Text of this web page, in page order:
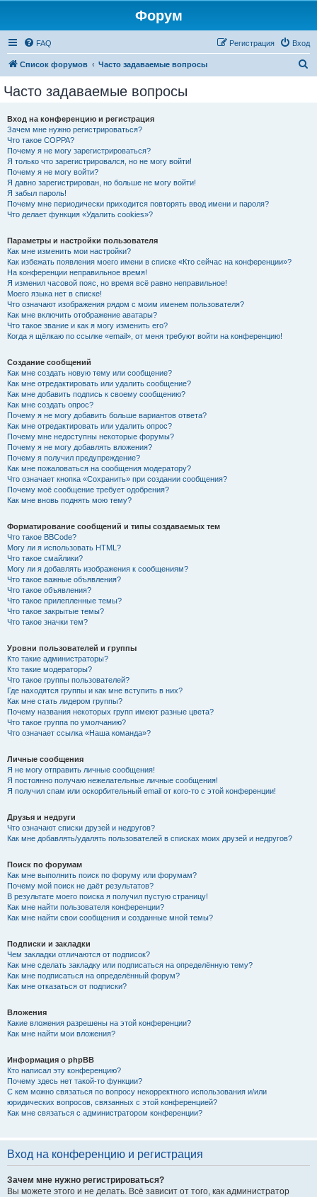
Форум
FAQ Вход
Регистрация
Список форумов Часто задаваемые вопросы
Часто задаваемые вопросы
Вход на конференцию и регистрация
Зачем мне нужно регистрироваться?
Что такое COPPA?
Почему я не могу зарегистрироваться?
Я только что зарегистрировался, но не могу войти!
Почему я не могу войти?
Я давно зарегистрирован, но больше не могу войти!
Я забыл пароль!
Почему мне периодически приходится повторять ввод имени и пароля?
Что делает функция «Удалить cookies»?
Параметры и настройки пользователя
Как мне изменить мои настройки?
Как избежать появления моего имени в списке «Кто сейчас на конференции»?
На конференции неправильное время!
Я изменил часовой пояс, но время всё равно неправильное!
Моего языка нет в списке!
Что означают изображения рядом с моим именем пользователя?
Как мне включить отображение аватары?
Что такое звание и как я могу изменить его?
Когда я щёлкаю по ссылке «email», от меня требуют войти на конференцию!
Создание сообщений
Как мне создать новую тему или сообщение?
Как мне отредактировать или удалить сообщение?
Как мне добавить подпись к своему сообщению?
Как мне создать опрос?
Почему я не могу добавить больше вариантов ответа?
Как мне отредактировать или удалить опрос?
Почему мне недоступны некоторые форумы?
Почему я не могу добавлять вложения?
Почему я получил предупреждение?
Как мне пожаловаться на сообщения модератору?
Что означает кнопка «Сохранить» при создании сообщения?
Почему моё сообщение требует одобрения?
Как мне вновь поднять мою тему?
Форматирование сообщений и типы создаваемых тем
Что такое BBCode?
Могу ли я использовать HTML?
Что такое смайлики?
Могу ли я добавлять изображения к сообщениям?
Что такое важные объявления?
Что такое объявления?
Что такое прилепленные темы?
Что такое закрытые темы?
Что такое значки тем?
Уровни пользователей и группы
Кто такие администраторы?
Кто такие модераторы?
Что такое группы пользователей?
Где находятся группы и как мне вступить в них?
Как мне стать лидером группы?
Почему названия некоторых групп имеют разные цвета?
Что такое группа по умолчанию?
Что означает ссылка «Наша команда»?
Личные сообщения
Я не могу отправить личные сообщения!
Я постоянно получаю нежелательные личные сообщения!
Я получил спам или оскорбительный email от кого-то с этой конференции!
Друзья и недруги
Что означают списки друзей и недругов?
Как мне добавлять/удалять пользователей в списках моих друзей и недругов?
Поиск по форумам
Как мне выполнить поиск по форуму или форумам?
Почему мой поиск не даёт результатов?
В результате моего поиска я получил пустую страницу!
Как мне найти пользователя конференции?
Как мне найти свои сообщения и созданные мной темы?
Подписки и закладки
Чем закладки отличаются от подписок?
Как мне сделать закладку или подписаться на определённую тему?
Как мне подписаться на определённый форум?
Как мне отказаться от подписки?
Вложения
Какие вложения разрешены на этой конференции?
Как мне найти мои вложения?
Информация о phpBB
Кто написал эту конференцию?
Почему здесь нет такой-то функции?
С кем можно связаться по вопросу некорректного использования и/или
юридических вопросов, связанных с этой конференцией?
Как мне связаться с администратором конференции?
Вход на конференцию и регистрация
Зачем мне нужно регистрироваться?
Вы можете этого и не делать. Всё зависит от того, как администратор